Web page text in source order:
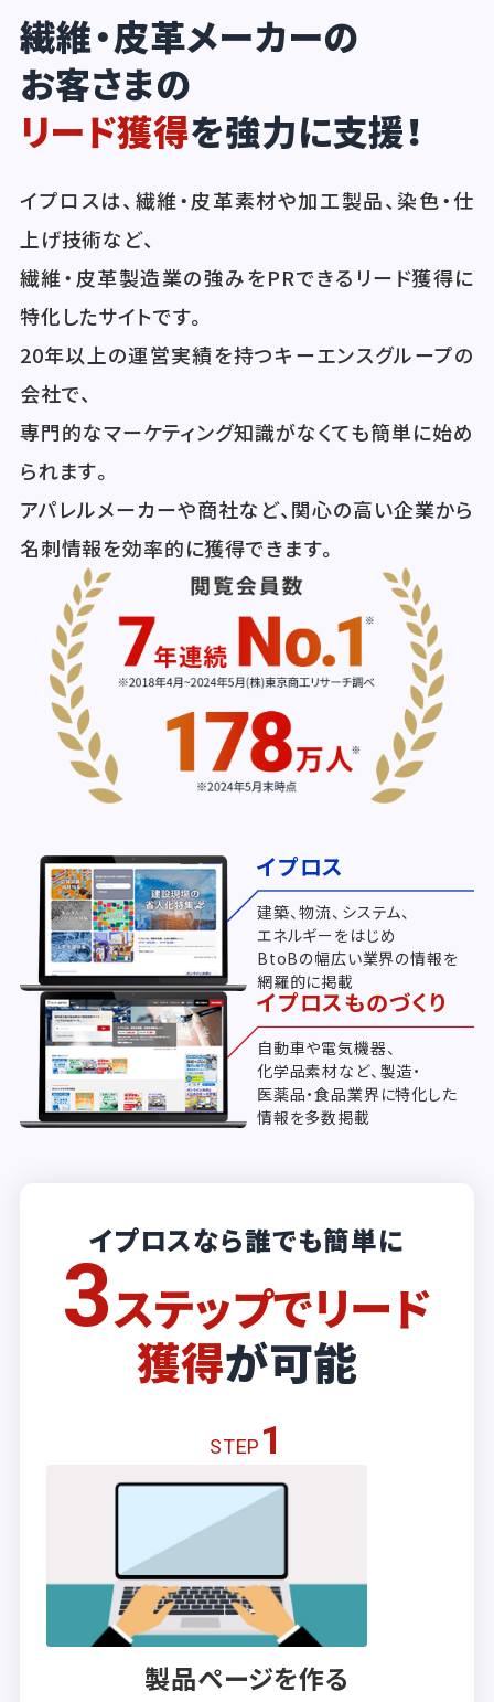
繊維・皮革メーカーの
お客さまの
リード獲得を強力に支援！
イプロスは、繊維・皮革素材や加工製品、染色・仕
上げ技術など、
繊維・皮革製造業の強みをPRできるリード獲得に
特化したサイトです。
20年以上の運営実績を持つキーエンスグループの
会社で、
専門的なマーケティング知識がなくても簡単に始め
られます。
アパレルメーカーや商社など、関心の高い企業から
名刺情報を効率的に獲得できます。
イプロス
建築、物流、システム、
エネルギーをはじめ
BtoBの幅広い業界の情報を
網羅的に掲載
イプロスものづくり
自動車や電気機器、
化学品素材など、製造・
医薬品・食品業界に特化した
情報を多数掲載
イプロスなら誰でも簡単に
3ステップでリード
獲得が可能
STEP 1
製品ページを作る